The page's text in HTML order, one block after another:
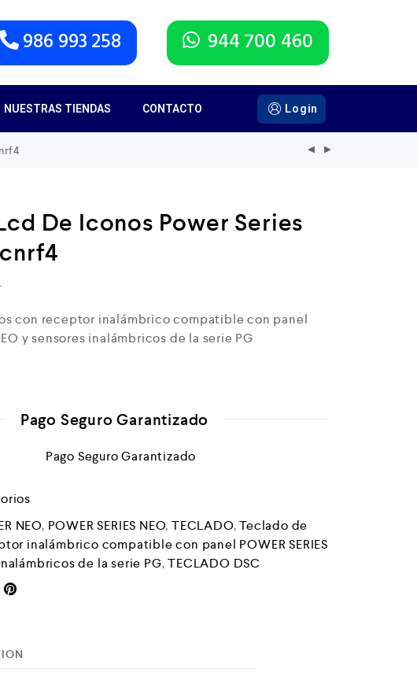
986 993 258 944 700 460
NUESTRAS TIENDAS CONTACTO Login
De Iconos Power Series
con receptor inalámbrico compatible con panel
y sensores inalámbricos de la serie PG
Pago Seguro Garantizado
NEO, POWER SERIES NEO,TECLADO,Teclado de
inalámbrico compatible con panel POWER SERIES
de la serie PG,TECLADO DSC